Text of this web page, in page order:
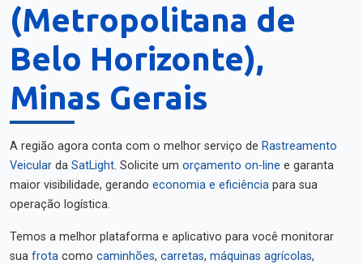
(Metropolitana de
Belo Horizonte),
Minas Gerais
A região agora conta com o melhor serviço de Rastreamento
Veicular da SatLight. Solicite um orçamento on-line e garanta
maior visibilidade, gerando economia e eficiência para sua
operação logística.
Temos a melhor plataforma e aplicativo para você monitorar
sua frota como caminhões, carretas, máquinas agrícolas,